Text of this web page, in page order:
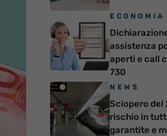
ECONOMIA
assistenza
aperti e call
730
NEWS
Sciopero del
rischio in
garantite e